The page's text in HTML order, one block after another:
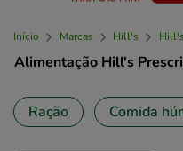
Início Marcas Hill's
Alimentação Hill's
Ração Comida